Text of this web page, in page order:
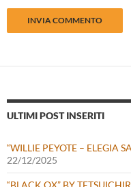
ULTIMI POST INSERITI
“WILLIE PEYOTE – ELEGIA
22/12/2025
“BLACK OX” BY